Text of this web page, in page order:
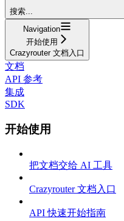
搜索...
Navigation
开始使用
Crazyrouter 文档入口
文档
API 参考
集成
SDK
开始使用
把文档交给 AI 工具
Crazyrouter 文档入口
API 快速开始指南